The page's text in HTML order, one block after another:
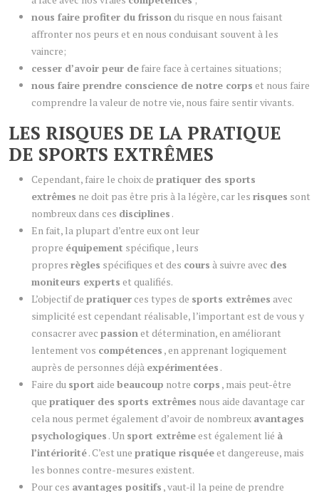
nous faire profiter du frissondu risque en nous faisant
affronter nos peurs et en nous conduisant souvent à les
vaincre;
cesser d’avoir peur de faire face à certaines situations;
nous faire prendre conscience de notre corps et nous faire
comprendre la valeur de notre vie, nous faire sentir vivants.
LES RISQUES DE LA PRATIQUE
DE SPORTS EXTRÊMES
Cependant, faire le choix de pratiquer des sports
extrêmes ne doit pas être pris à la légère, car les risques sont
nombreux dans ces disciplines .
En fait, la plupart d’entre eux ont leur
propre équipement spécifique , leurs
propres règles spécifiques et des cours à suivre avec des
moniteurs experts et qualifiés.
L’objectif de pratiquerces types de sports extrêmes avec
simplicité est cependant réalisable, l’important est de vous y
consacrer avec passionet détermination, en améliorant
lentement vos compétences , en apprenant logiquement
auprès de personnes déjà expérimentées .
Faire du sport aide beaucoup notre corps , mais peut-être
que pratiquer des sports extrêmes nous aide davantage car
cela nous permet également d’avoir de nombreux avantages
psychologiques . Un sport extrêmeest également lié à
l’intériorité. C’est une pratique risquéeet dangereuse, mais
les bonnes contre-mesures existent.
Pour ces avantages positifs , vaut-il la peine de prendre